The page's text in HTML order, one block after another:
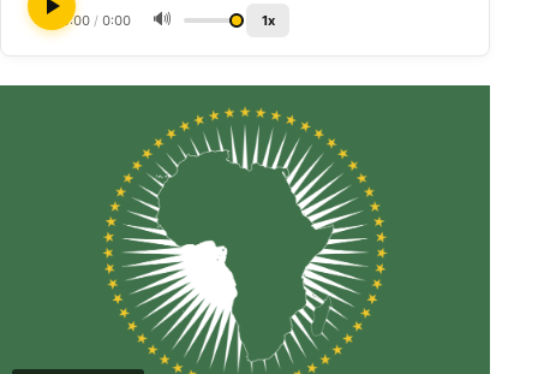
0:00 / 0:00 🔊 1x